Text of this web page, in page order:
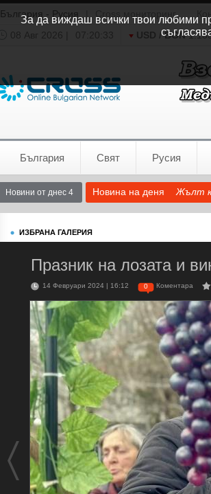
България - Русия Cross мониторинг
08 Авг 2026 |
07:20:34 USD / BGN
България Свят Русия
Новини от днес 4 Новина на деня Жълт
ИЗБРАНА ГАЛЕРИЯ
Празник на лозата и
14 Февруари 2024 | 16:12 0 Коментара
За да виждаш всички твои любими